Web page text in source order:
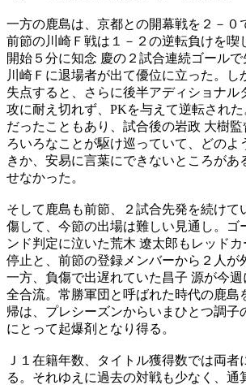
一方の鹿島は、京都との開幕戦を２－０
前節の川崎Ｆ戦は１－２の逆転負けを喫
開始５分に知念 慶の２試合連続ゴール
川崎Ｆに退場者が出て優位に立った。し
失点すると、さらに後半アディショナル
攻に耐え切れず、PKを与えて逆転され
だったこともあり、試合後の岩政 大樹
ろいろなことが駆け巡っていて、どのよ
きか、安易に言葉にできないところがあ
せなかった。
そして鹿島も前節、２試合先発を続けて
傷して、今節の出場は難しい見通し。ゴ
ンド判定に泣いた荒木 遼太郎もレッド
停止と、前節の登録メンバーから２人が
一方、負傷で出遅れていた昌子 源が今
全合流。常勝軍団と呼ばれた時代の鹿島
帰は、プレシーズンからいまひとつ調子
にとって起爆剤となり得る。
Ｊ１在籍年数、タイトル獲得数では両者
る。それゆえに過去の対戦も少なく、通